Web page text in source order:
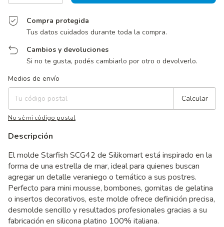
Compra protegida
Tus datos cuidados durante toda la compra.
Cambios y devoluciones
Si no te gusta, podés cambiarlo por otro o devolverlo.
Entregas para el CP:
Medios de envío
Calcular
No sé mi código postal
Descripción
El molde Starfish SCG42 de Silikomart está inspirado en la
forma de una estrella de mar, ideal para quienes buscan
agregar un detalle veraniego o temático a sus postres.
Perfecto para mini mousse, bombones, gomitas de gelatina
o insertos decorativos, este molde ofrece definición precisa,
desmolde sencillo y resultados profesionales gracias a su
fabricación en silicona platino 100% italiana.